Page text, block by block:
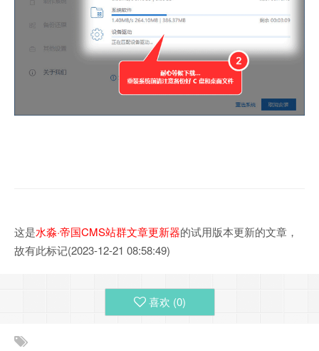
这是水淼·帝国CMS站群文章更新器的试用版本更新的文章，
故有此标记(2023-12-21 08:58:49)
喜欢 (0)